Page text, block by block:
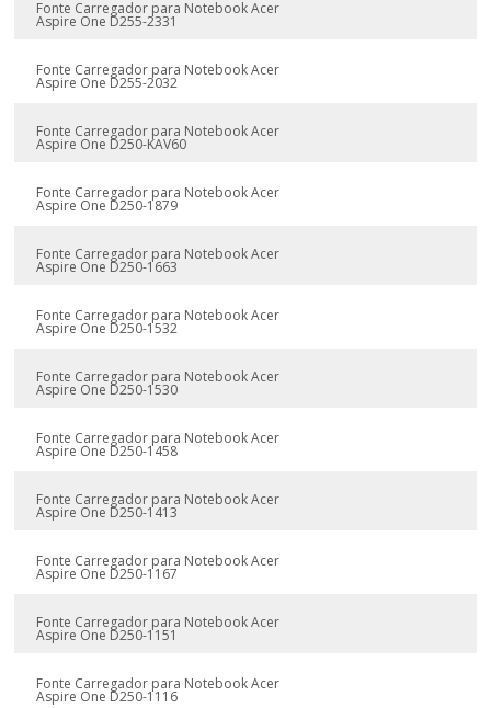
Fonte Carregador para Notebook Acer
Aspire One D255-2331
Fonte Carregador para Notebook Acer
Aspire One D255-2032
Fonte Carregador para Notebook Acer
Aspire One D250-KAV60
Fonte Carregador para Notebook Acer
Aspire One D250-1879
Fonte Carregador para Notebook Acer
Aspire One D250-1663
Fonte Carregador para Notebook Acer
Aspire One D250-1532
Fonte Carregador para Notebook Acer
Aspire One D250-1530
Fonte Carregador para Notebook Acer
Aspire One D250-1458
Fonte Carregador para Notebook Acer
Aspire One D250-1413
Fonte Carregador para Notebook Acer
Aspire One D250-1167
Fonte Carregador para Notebook Acer
Aspire One D250-1151
Fonte Carregador para Notebook Acer
Aspire One D250-1116